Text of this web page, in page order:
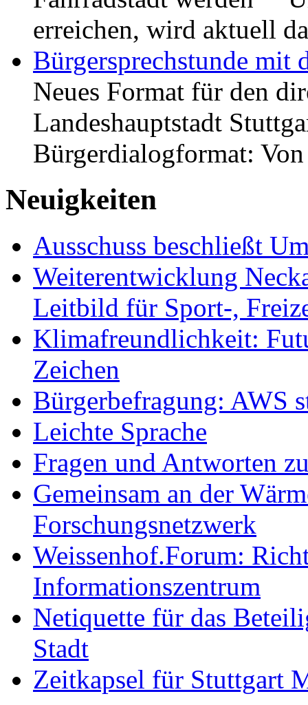
erreichen, wird aktuell
Bürgersprechstunde mit
Neues Format für den
Landeshauptstadt
Bürgerdialogformat:
Neuigkeiten
Ausschuss beschließt
Weiterentwicklung
Leitbild für Sport-,
Klimafreundlichkeit:
Zeichen
Bürgerbefragung: AWS
Leichte Sprache
Fragen und Antworten
Gemeinsam an der
Forschungsnetzwerk
Weissenhof.Forum:
Informationszentrum
Netiquette für das
Stadt
Zeitkapsel für Stuttgart